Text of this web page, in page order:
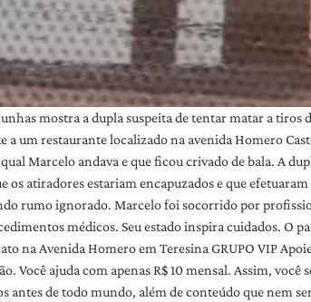
mostra a dupla suspeita de tentar matar a
um restaurante localizado na avenida Homero
Marcelo andava e que ficou crivado de bala. A
os atiradores estariam encapuzados e que
rumo ignorado. Marcelo foi socorrido por
médicos. Seu estado inspira cuidados. O
na Avenida Homero em Teresina GRUPO VIP
Você ajuda com apenas R$ 10 mensal. Assim,
antes de todo mundo, além de conteúdo que nem